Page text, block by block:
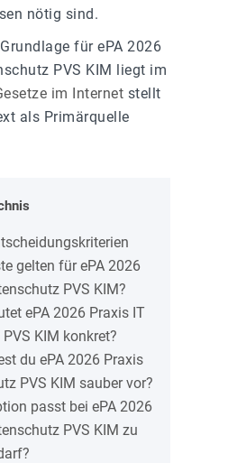
nötig sind.
für ePA 2026
PVS KIM liegt im
im Internet stellt
als Primärquelle
gelten für ePA 2026
PVS KIM?
ePA 2026 Praxis IT
KIM konkret?
du ePA 2026 Praxis
PVS KIM sauber vor?
passt bei ePA 2026
PVS KIM zu